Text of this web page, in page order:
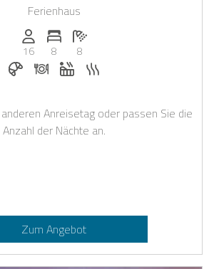
Ferienhaus
Anzahl der Personen: 16
16
Anzahl der Schlafzimmer: 8
8
Anzahl der Badezimmer: 8
8
Frühstück bei Casapilot buchbar
Abendessen auf Anfrage
Whirlpool
Anreisetag oder passen Sie die
Anzahl der Nächte an.
Zum Angebot